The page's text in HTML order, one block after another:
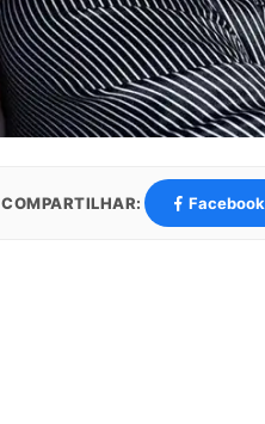
COMPARTILHAR: Facebook